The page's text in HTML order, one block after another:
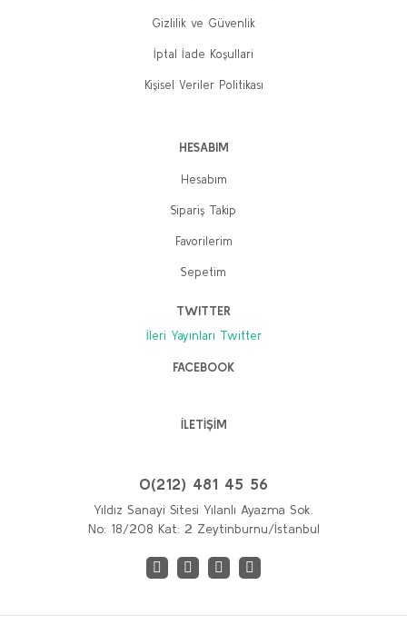
Gizlilik ve Güvenlik
İptal İade Koşullari
Kişisel Veriler Politikası
HESABIM
Hesabım
Sipariş Takip
Favorilerim
Sepetim
TWITTER
İleri Yayınları Twitter
FACEBOOK
İLETİŞİM
0(212) 481 45 56
Yıldız Sanayi Sitesi Yılanlı Ayazma Sok.
No: 18/208 Kat: 2 Zeytinburnu/İstanbul